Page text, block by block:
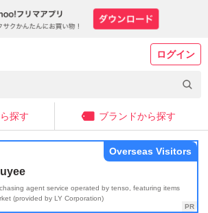
ログイン
探す ブランドから探す
agent service operated by tenso, featuring items
(provided by LY Corporation)
Overseas Visitors